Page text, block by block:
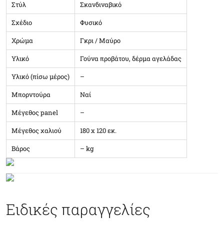
Στύλ
Σκανδιναβικό
Σχέδιο
Φυσικό
Χρώμα
Γκρι / Μαύρο
Υλικό
Γούνα προβάτου, δέρμα αγελάδας
Υλικό (πίσω μέρος)
–
Μπορντούρα
Ναί
Μέγεθος panel
–
Μέγεθος χαλιού
180 x 120 εκ.
Βάρος
– kg
Ειδικές παραγγελίες